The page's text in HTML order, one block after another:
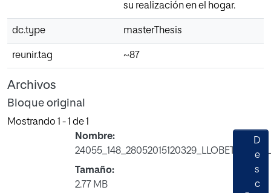
su realización en el hogar.
dc.type masterThesis
reunir.tag ~87
Archivos
Bloque original
Mostrando 1 - 1 de 1
Nombre:
Tamaño:
2.77 MB
D
e
s
c